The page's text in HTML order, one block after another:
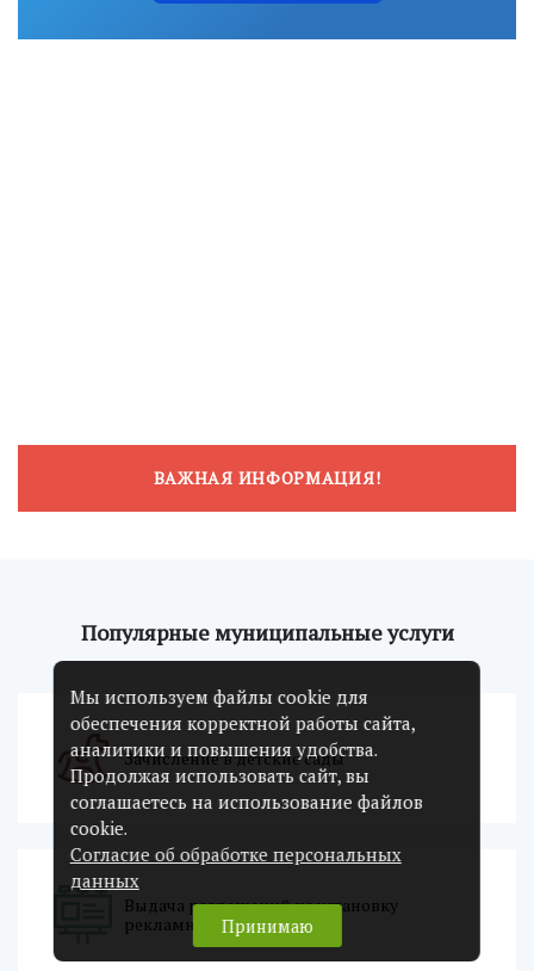
ВАЖНАЯ ИНФОРМАЦИЯ!
Популярные муниципальные услуги
Зачисление в детские сады
Выдача разрешений на установку
рекламных конструкций
Мы используем файлы cookie для
обеспечения корректной работы сайта,
аналитики и повышения удобства.
Продолжая использовать сайт, вы
соглашаетесь на использование файлов
cookie.
Согласие об обработке персональных
данных
Принимаю